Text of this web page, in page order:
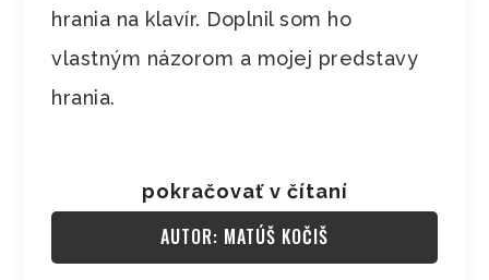
hrania na klavír. Doplnil som ho
vlastným názorom a mojej predstavy
hrania.
pokračovať v čítaní
AUTOR: MATÚŠ KOČIŠ